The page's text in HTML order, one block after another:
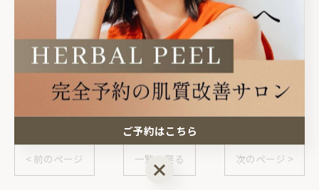
#宇都宮ニキビ#高根沢ニキビ#さくら市ハーブピーリン
グ#栃木ハーブピーリング#さくら市ニキビ
< 前のページ 一覧に戻る 次のページ >
ご予約はこちら
ご予約はこちら